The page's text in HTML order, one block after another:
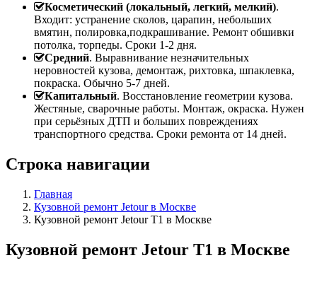
Косметический (локальный, легкий, мелкий).
Входит: устранение сколов, царапин, небольших
вмятин, полировка,подкрашивание. Ремонт обшивки
потолка, торпеды. Сроки 1-2 дня.
Средний. Выравнивание незначительных
неровностей кузова, демонтаж, рихтовка, шпаклевка,
покраска. Обычно 5-7 дней.
Капитальный. Восстановление геометрии кузова.
Жестяные, сварочные работы. Монтаж, окраска. Нужен
при серьёзных ДТП и больших повреждениях
транспортного средства. Сроки ремонта от 14 дней.
Строка навигации
Главная
Кузовной ремонт Jetour в Москве
Кузовной ремонт Jetour T1 в Москве
Кузовной ремонт Jetour T1 в Москве